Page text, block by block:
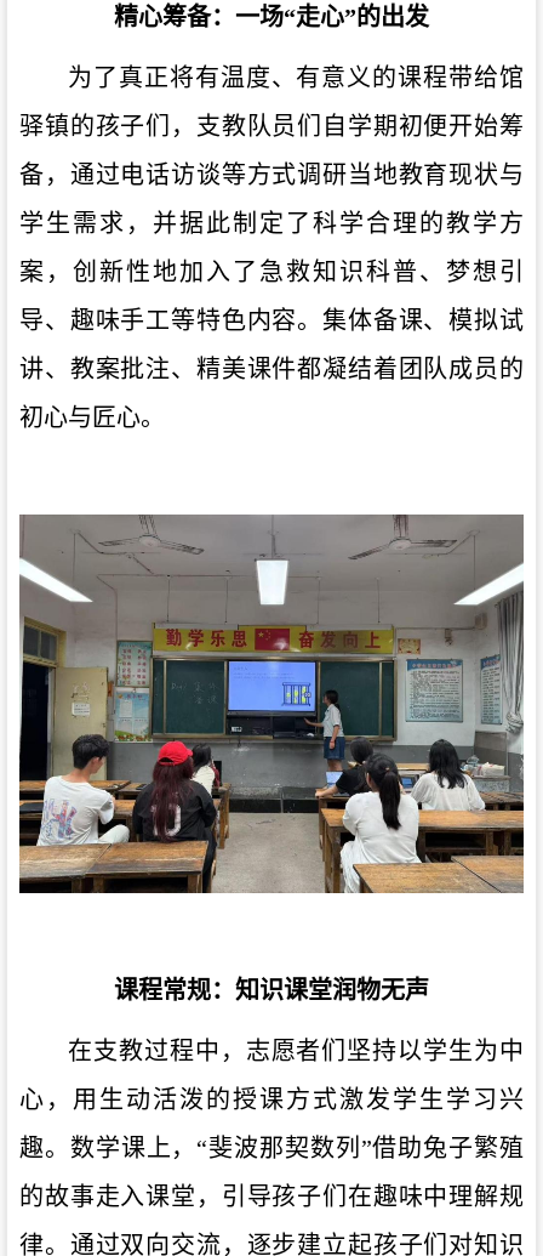
精心筹备：一场“走心”的出发
为了真正将有温度、有意义的课程带给馆
驿镇的孩子们，支教队员们自学期初便开始筹
备，通过电话访谈等方式调研当地教育现状与
学生需求，并据此制定了科学合理的教学方
案，创新性地加入了急救知识科普、梦想引
导、趣味手工等特色内容。集体备课、模拟试
讲、教案批注、精美课件都凝结着团队成员的
初心与匠心。
课程常规：知识课堂润物无声
在支教过程中，志愿者们坚持以学生为中
心，用生动活泼的授课方式激发学生学习兴
趣。数学课上，“斐波那契数列”借助兔子繁殖
的故事走入课堂，引导孩子们在趣味中理解规
律。通过双向交流，逐步建立起孩子们对知识